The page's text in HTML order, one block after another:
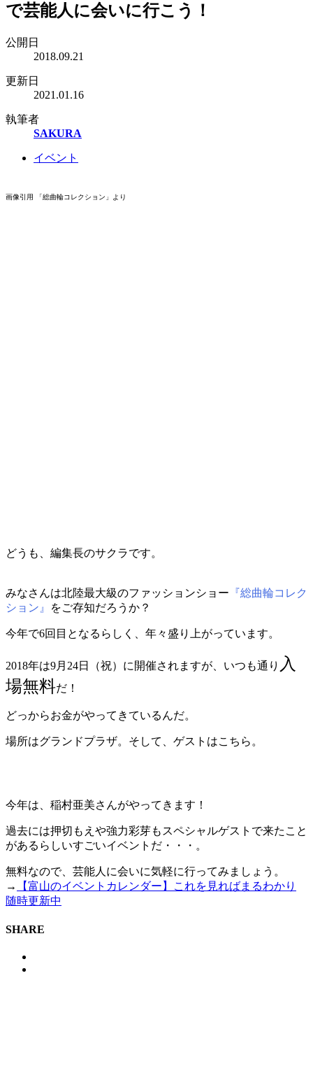
で芸能人に会いに行こう！
公開日
2018.09.21
更新日
2021.01.16
執筆者
SAKURA
イベント
画像引用 「総曲輪コレクション」より
どうも、編集長のサクラです。
みなさんは北陸最大級のファッションショー 『総曲輪コレク
ション』
をご存知だろうか？
今年で6回目となるらしく、年々盛り上がっています。
2018年は9月24日（祝）に開催されますが、いつも通り 入
場無料だ！
どっからお金がやってきているんだ。
場所はグランドプラザ。そして、ゲストはこちら。
今年は、稲村亜美さんがやってきます！
過去には押切もえや強力彩芽もスペシャルゲストで来たこと
があるらしいすごいイベントだ・・・。
無料なので、芸能人に会いに気軽に行ってみましょう。
→
【富山のイベントカレンダー】これを見ればまるわかり
随時更新中
SHARE